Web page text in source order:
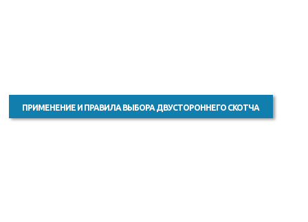
ПРИМЕНЕНИЕ И ПРАВИЛА ВЫБОРА ДВУСТОРОННЕГО СКОТЧА